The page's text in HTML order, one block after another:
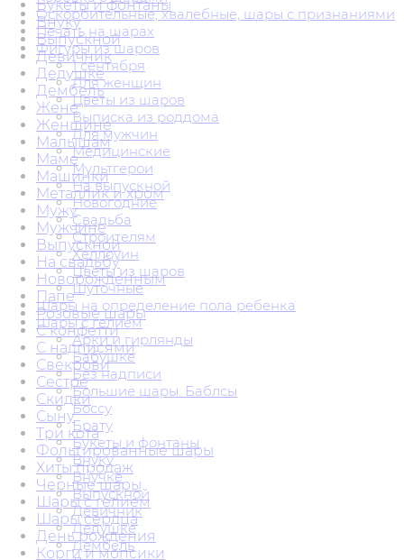
Оскорбительные, хвалебные, шары с признаниями
Печать на шарах
Фигуры из шаров
1 сентября
Для женщин
Цветы из шаров
Выписка из роддома
Для мужчин
Медицинские
Мультгерои
На выпускной
Новогодние
Свадьба
Строителям
Хеллоуин
Цветы из шаров
Шуточные
Шары на определение пола ребенка
Шары с гелием
Арки и гирлянды
Бабушке
Без надписи
Большие шары. Баблсы
Боссу
Брату
Букеты и фонтаны
Внуку
Внучке
Выпускной
Девичник
Дедушке
Дембель
Букеты и фонтаны
Внуку
Выпускной
Девичник
Дедушке
Дембель
Жене
Женщине
Малышам
Маме
Машинки
Металлик и хром
Мужу
Мужчине
Выпускной
На свадьбу
Новорожденным
Папе
Розовые шары
С конфетти
С надписями
Свекрови
Сестре
Скидки
Сыну
Три кота
Фольгированные шары
Хиты продаж
Черные шары
Шары с гелием
Шары сердца
День рождения
Корги и мопсики